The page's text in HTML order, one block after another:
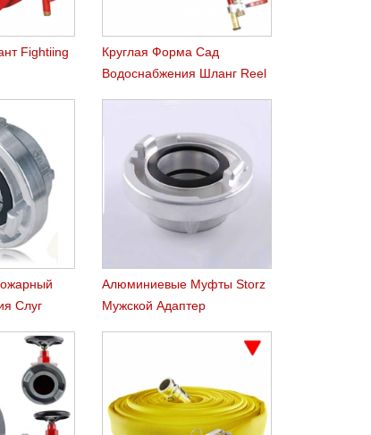
Fightiing
Круглая Форма Сад
Водоснабжения Шланг Reel
Слуг
Алюминиевые Муфты Storz
Мужской Адаптер